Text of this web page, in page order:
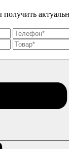
получить